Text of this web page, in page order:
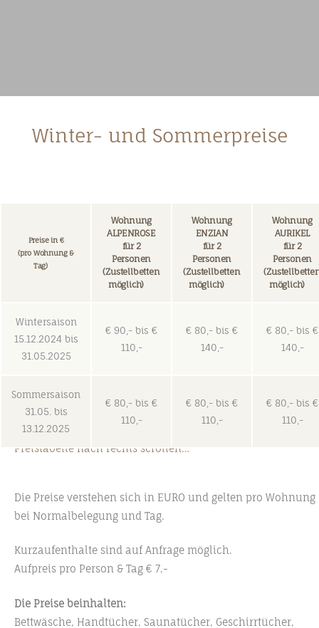
Winter- und Sommerpreise
Preise in €
(pro Wohnung &
Tag)
Wohnung
ALPENROSE
für 2
Personen
(Zustellbetten
möglich)
Wohnung
ENZIAN
für 2
Personen
(Zustellbetten
möglich)
Wohnung
AURIKEL
für 2
Personen
möglich)
Wintersaison
15.12.2024 bis
31.05.2025
€ 90,- bis €
110,-
€ 80,- bis €
140,-
€ 80,- bis €
140,-
Sommersaison
31.05. bis
13.12.2025
€ 80,- bis €
110,-
€ 80,- bis €
110,-
€ 80,- bis €
110,-
Preistabelle nach rechts scrollen…
Die Preise verstehen sich in EURO und gelten pro Wohnung
bei Normalbelegung und Tag.
Kurzaufenthalte sind auf Anfrage möglich.
Aufpreis pro Person & Tag € 7,-
Die Preise beinhalten:
Bettwäsche, Handtücher, Saunatücher, Geschirrtücher,